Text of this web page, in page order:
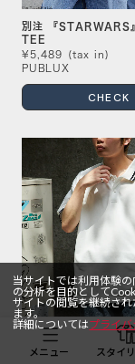
別注 『STARWARS
TEE
¥5,489 (tax in)
PUBLUX
CHECK
メニュー スタイ
当サイトでは利用体験
の分析を目的として
サイトの閲覧を継続さ
ます。
詳細についてはプライ